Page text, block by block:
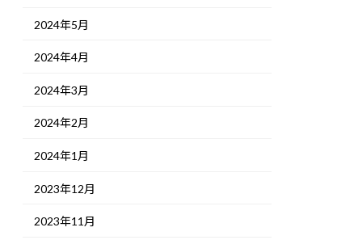
2024年5月
2024年4月
2024年3月
2024年2月
2024年1月
2023年12月
2023年11月